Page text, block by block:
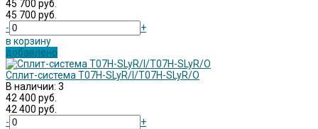
45 700 руб.
45 700 руб.
-
+
в корзину
добавлено
Сплит-система T07H-SLyR/I/T07H-SLyR/O
В наличии: 3
42 400 руб.
42 400 руб.
-
+